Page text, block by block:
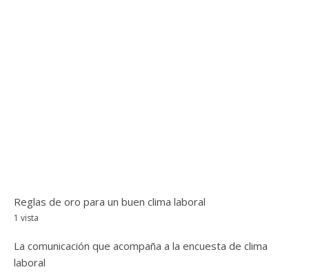
Reglas de oro para un buen clima laboral
1 vista
La comunicación que acompaña a la encuesta de clima
laboral